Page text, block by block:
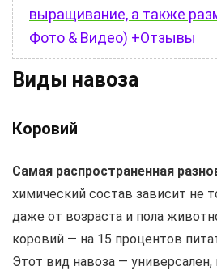
выращивание, а также
Фото & Видео) +Отзывы
Виды навоза
Коровий
Самая распространенная
химический состав зависит не
даже от возраста и пола
коровий — на 15 процентов
Этот вид навоза —